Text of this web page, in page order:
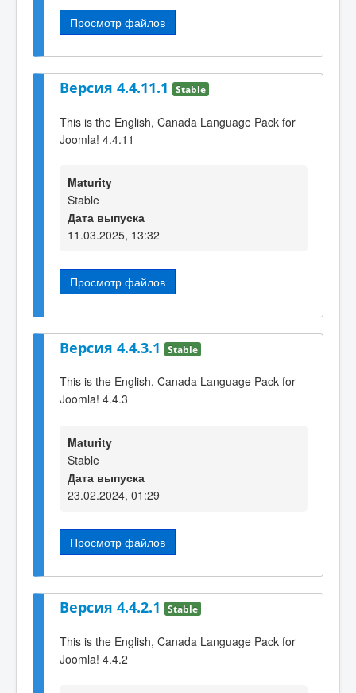
Просмотр файлов
Версия 4.4.11.1 Stable
This is the English, Canada Language Pack for
Joomla! 4.4.11
Maturity
Stable
Дата выпуска
11.03.2025, 13:32
Просмотр файлов
Версия 4.4.3.1 Stable
This is the English, Canada Language Pack for
Joomla! 4.4.3
Maturity
Stable
Дата выпуска
23.02.2024, 01:29
Просмотр файлов
Версия 4.4.2.1 Stable
This is the English, Canada Language Pack for
Joomla! 4.4.2